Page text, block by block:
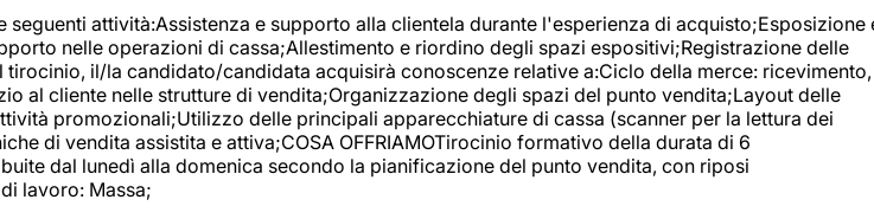
attività:Assistenza e supporto alla clientela durante l'esperienza di acquisto;Esposizione
nelle operazioni di cassa;Allestimento e riordino degli spazi espositivi;Registrazione delle
tirocinio, il/la candidato/candidata acquisirà conoscenze relative a:Ciclo della merce: ricevimento,
al cliente nelle strutture di vendita;Organizzazione degli spazi del punto vendita;Layout delle
promozionali;Utilizzo delle principali apparecchiature di cassa (scanner per la lettura dei
di vendita assistita e attiva;COSA OFFRIAMOTirocinio formativo della durata di 6
dal lunedì alla domenica secondo la pianificazione del punto vendita, con riposi
lavoro: Massa;